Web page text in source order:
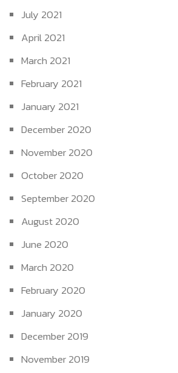
July 2021
April 2021
March 2021
February 2021
January 2021
December 2020
November 2020
October 2020
September 2020
August 2020
June 2020
March 2020
February 2020
January 2020
December 2019
November 2019